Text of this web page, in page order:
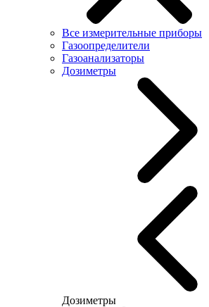
Все измерительные приборы
Газоопределители
Газоанализаторы
Дозиметры
Дозиметры